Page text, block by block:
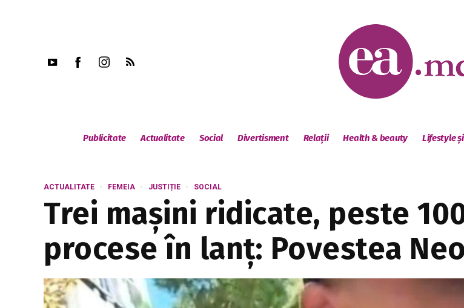
Publicitate Actualitate Social Divertisment Relații Health & beauty Lifestyle
ACTUALITATE FEMEIA JUSTIȚIE SOCIAL
Trei mașini ridicate, peste
procese în lanț: Povestea